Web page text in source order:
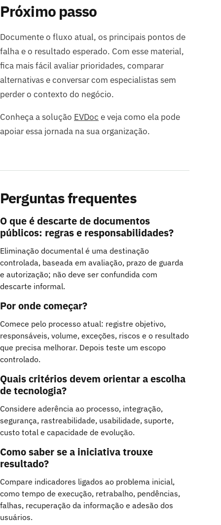
Próximo passo
Documente o fluxo atual, os principais pontos de
falha e o resultado esperado. Com esse material,
fica mais fácil avaliar prioridades, comparar
alternativas e conversar com especialistas sem
perder o contexto do negócio.
Conheça a solução EVDoc e veja como ela pode
apoiar essa jornada na sua organização.
Perguntas frequentes
O que é descarte de documentos
públicos: regras e responsabilidades?
Eliminação documental é uma destinação
controlada, baseada em avaliação, prazo de guarda
e autorização; não deve ser confundida com
descarte informal.
Por onde começar?
Comece pelo processo atual: registre objetivo,
responsáveis, volume, exceções, riscos e o resultado
que precisa melhorar. Depois teste um escopo
controlado.
Quais critérios devem orientar a escolha
de tecnologia?
Considere aderência ao processo, integração,
segurança, rastreabilidade, usabilidade, suporte,
custo total e capacidade de evolução.
Como saber se a iniciativa trouxe
resultado?
Compare indicadores ligados ao problema inicial,
como tempo de execução, retrabalho, pendências,
falhas, recuperação da informação e adesão dos
usuários.